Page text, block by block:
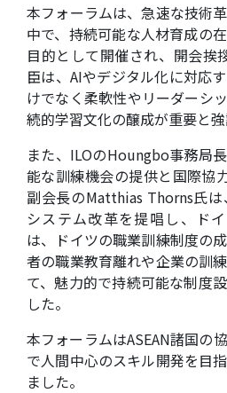
本フォーラムは、急速な技術
中で、持続可能な人材育成の
目的として開催され、開会挨
臣は、AIやデジタル化に対応
けでなく柔軟性やリーダーシ
続的学習文化の醸成が重要と強
また、ILOのHoungbo事務局
能な訓練機会の提供と国際協
副会長のMatthias Thorns氏
システム改革を提唱し、ド
は、ドイツの職業訓練制度の
者の職業教育離れや企業の訓
て、魅力的で持続可能な制度
した。
本フォーラムはASEAN諸国の
で人間中心のスキル開発を目
ました。